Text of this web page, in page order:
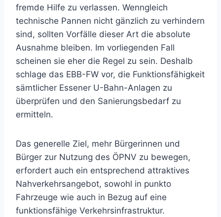
fremde Hilfe zu verlassen. Wenngleich
technische Pannen nicht gänzlich zu verhindern
sind, sollten Vorfälle dieser Art die absolute
Ausnahme bleiben. Im vorliegenden Fall
scheinen sie eher die Regel zu sein. Deshalb
schlage das EBB-FW vor, die Funktionsfähigkeit
sämtlicher Essener U-Bahn-Anlagen zu
überprüfen und den Sanierungsbedarf zu
ermitteln.
Das generelle Ziel, mehr Bürgerinnen und
Bürger zur Nutzung des ÖPNV zu bewegen,
erfordert auch ein entsprechend attraktives
Nahverkehrsangebot, sowohl in punkto
Fahrzeuge wie auch in Bezug auf eine
funktionsfähige Verkehrsinfrastruktur.